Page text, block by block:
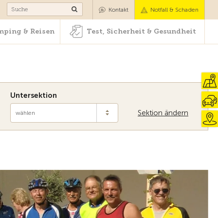
& Reisen Test, Sicherheit & Gesundheit
Kontakt Notfall & Schaden
& Reisen Test, Sicherheit & Gesundheit
Sektion ändern
Untersektion
wählen